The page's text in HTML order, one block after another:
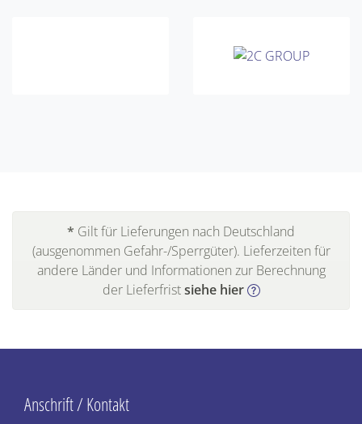
* Gilt für Lieferungen nach Deutschland
(ausgenommen Gefahr-/Sperrgüter). Lieferzeiten für
andere Länder und Informationen zur Berechnung
der Lieferfristsiehe hier
Anschrift / Kontakt